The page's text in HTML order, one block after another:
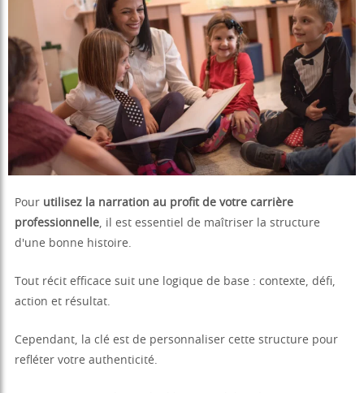
Pour utilisez la narration au profit de votre carrière
professionnelle, il est essentiel de maîtriser la structure
d'une bonne histoire.
Tout récit efficace suit une logique de base : contexte, défi,
action et résultat.
Cependant, la clé est de personnaliser cette structure pour
refléter votre authenticité.